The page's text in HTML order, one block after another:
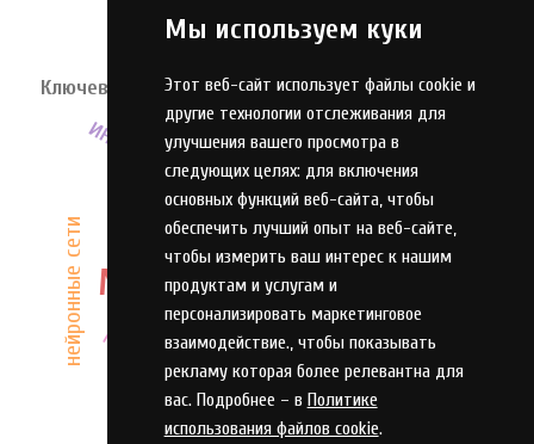
Мы используем куки
Этот веб-сайт использует файлы cookie и
другие технологии отслеживания для
улучшения вашего просмотра в
следующих целях: для включения
основных функций веб-сайта, чтобы
обеспечить лучший опыт на веб-сайте,
чтобы измерить ваш интерес к нашим
продуктам и услугам и
персонализировать маркетинговое
взаимодействие., чтобы показывать
рекламу которая более релевантна для
вас. Подробнее – в Политике
использования файлов cookie.
Ключевые слова
моделирование
оптимизация
управление
проектирование
инвестиции
модель
качество
компетенции
анализ
оружие
инновационная деятельность
оценка
нейронные сети
адаптация
технология
развитие
система